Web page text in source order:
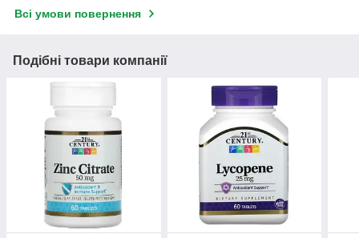
Всі умови повернення
Подібні товари компанії